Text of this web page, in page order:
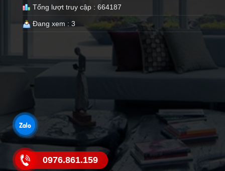
Tổng lượt truy cập : 664187
Đang xem : 3
0976.861.159